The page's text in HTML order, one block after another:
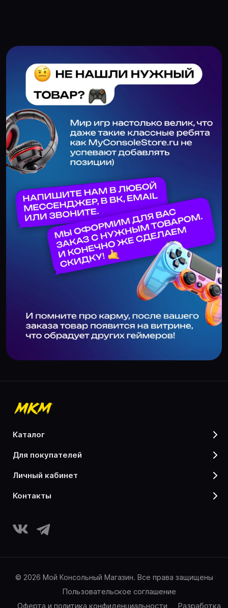
каталог
для покупателей
личный кабинет
контакты
© 2026 Мой Консольный Магазин. Все права защищены
Пользовательское соглашение
Оферта и политика конфиденциальности
Разработка